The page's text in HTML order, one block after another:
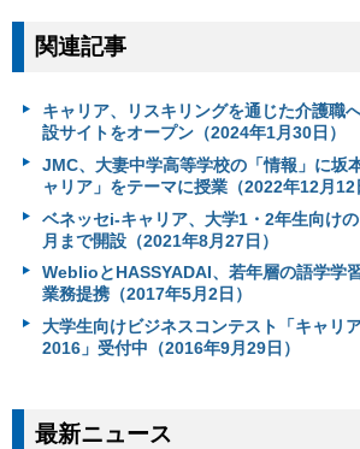
関連記事
キャリア、リスキリングを通じた介護職
設サイトをオープン（2024年1月30日）
JMC、大妻中学高等学校の「情報」に坂
ャリア」をテーマに授業（2022年12月12
ベネッセi-キャリア、大学1・2年生向け
月まで開設（2021年8月27日）
WeblioとHASSYADAI、若年層の語学学
業務提携（2017年5月2日）
大学生向けビジネスコンテスト「キャリ
2016」受付中（2016年9月29日）
最新ニュース